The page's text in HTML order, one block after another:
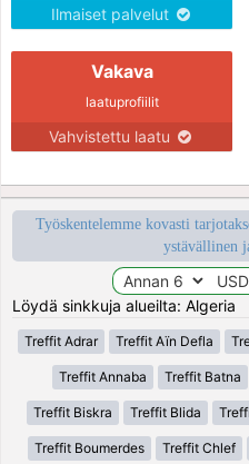
Ilmaiset palvelut
Vakava
laatuprofiilit
Vahvistettu laatu
Työskentelemme kovasti
ystävällinen
Löydä sinkkuja alueilta: Algeria
Treffit Adrar Treffit Aïn Defla
Treffit Annaba Treffit Batna
Treffit Biskra Treffit Blida
Treffit Boumerdes Treffit Chlef